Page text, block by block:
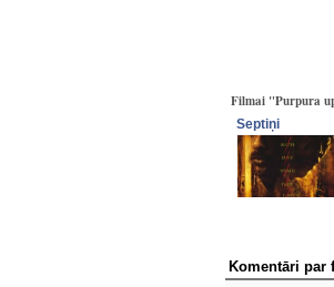
Filmai "Purpura
Septiņi
Komentāri par